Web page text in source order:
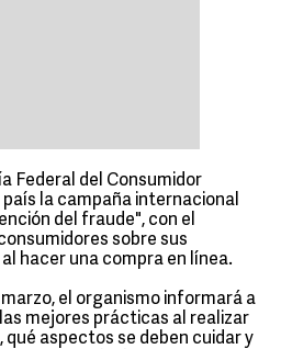
Federal del Consumidor
la campaña internacional
del fraude", con el
sobre sus
hacer una compra en línea.
el organismo informará a
mejores prácticas al realizar
aspectos se deben cuidar y